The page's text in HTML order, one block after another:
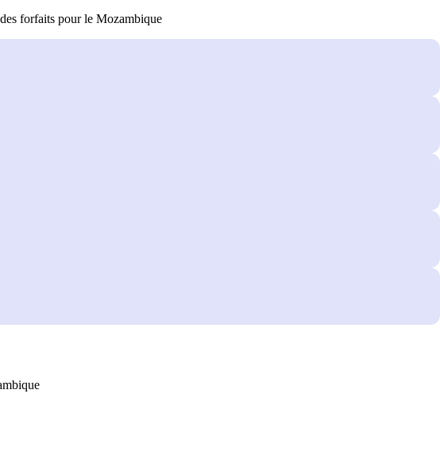
forfaits pour le Mozambique